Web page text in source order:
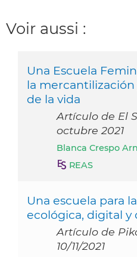
Voir aussi :
Una Escuela
la
de la vida
Artículo de El
octubre 2021
Blanca Crespo
REAS
Una escuela para
ecológica, digital y
Artículo de
10/11/2021